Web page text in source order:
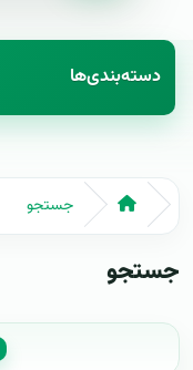
دسته‌بندی‌ها
جستجو
جستجو